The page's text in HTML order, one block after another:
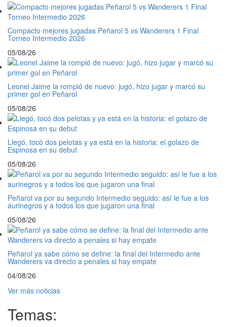
Compacto mejores jugadas Peñarol 5 vs Wanderers 1 Final
Torneo Intermedio 2026
05/08/26
Leonel Jaime la rompió de nuevo: jugó, hizo jugar y marcó su
primer gol en Peñarol
05/08/26
Llegó, tocó dos pelotas y ya está en la historia: el golazo de
Espinosa en su debut
05/08/26
Peñarol va por su segundo Intermedio seguido: así le fue a los
aurinegros y a todos los que jugaron una final
05/08/26
Peñarol ya sabe cómo se define: la final del Intermedio ante
Wanderers va directo a penales si hay empate
04/08/26
Ver más noticias
Temas: